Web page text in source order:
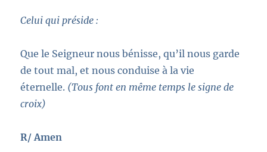
Celui qui préside :
Que le Seigneur nous bénisse, qu’il nous garde
de tout mal, et nous conduise à la vie
éternelle. (Tous font en même temps le signe de
croix)
R/ Amen